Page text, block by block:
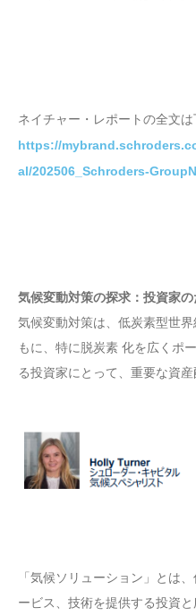
ネイチャー・レポートの全文
https://
al/202506_Schroders-
気候変動対策の探求：投資家
気候変動対策は、低炭素型世
もに、特に脱炭素 化を広くポ
る投資家にとって、重要な資
「気候ソリューション」とは
ービス、技術を提供する投資